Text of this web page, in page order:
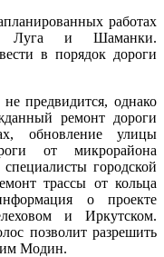
работах
Луга и Шаманки.
в порядок дороги
предвидится, однако
ремонт дороги
обновление улицы
от микрорайона
городской
трассы от кольца
о проекте
и Иркутском.
позволит разрешить
Модин.